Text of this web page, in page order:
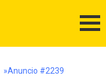
»Anuncio #2239